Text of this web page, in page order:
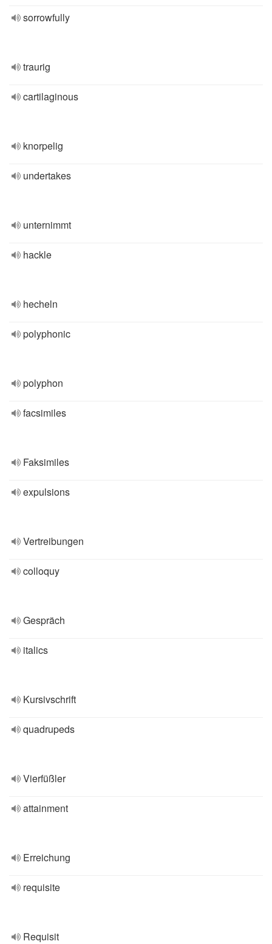
sorrowfully
traurig
cartilaginous
knorpelig
undertakes
unternimmt
hackle
hecheln
polyphonic
polyphon
facsimiles
Faksimiles
expulsions
Vertreibungen
colloquy
Gespräch
italics
Kursivschrift
quadrupeds
Vierfüßler
attainment
Erreichung
requisite
Requisit